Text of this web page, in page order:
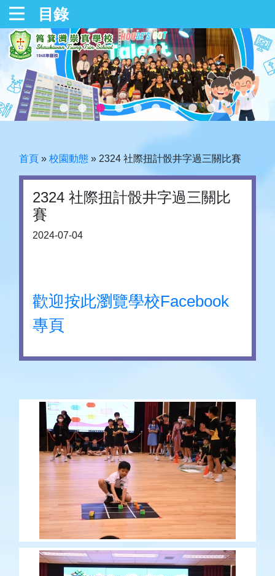
目錄
首頁 » 校園動態 » 2324 社際扭計骰井字過三關比賽
2324 社際扭計骰井字過三關比
賽
2024-07-04
歡迎按此瀏覽學校Facebook
專頁